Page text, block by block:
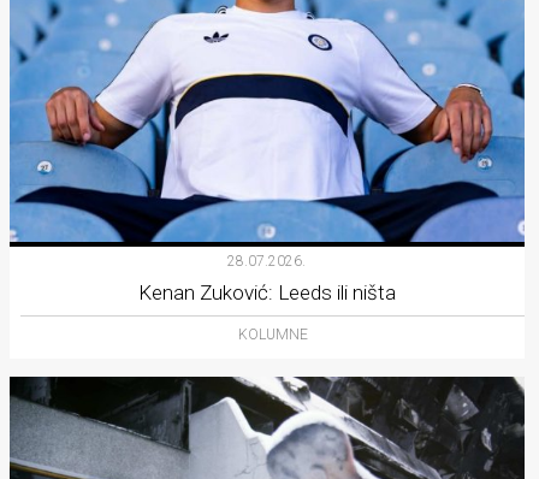
28.07.2026.
Kenan Zuković: Leeds ili ništa
KOLUMNE